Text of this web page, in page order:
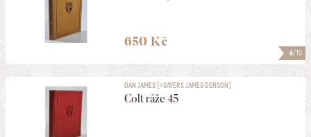
6/10
650 Kč
DAN JAMES [=SAYERS JAMES DENSON]
Colt ráže 45